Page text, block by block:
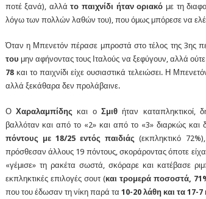
ποτέ ξανά), αλλά το παιχνίδι ήταν οριακό με τη
λόγω των πολλών λαθών του), που όμως μπόρεσε να
Όταν η Μπενετόν πέρασε μπροστά στο τέλος της 3ης
του μην αφήνοντας τους Ιταλούς να ξεφύγουν, αλλά
78και το παιχνίδι είχε ουσιαστικά τελειώσει. Η
αλλά ξεκάθαρα δεν προλάβαινε.
Ο Χαραλαμπίδηςκαι ο Σμιθήταν καταπληκτικοί,
βαλλόταν και από το «2» και από το «3» διαρκώς και
πόντους με 18/25 εντός παιδιάς (εκπληκτικό
πρόσθεσαν άλλους 19 πόντους, σκοράροντας όποτε
«γέμισε» τη ρακέτα σωστά, σκόραρε και κατέβασε
εκπληκτικές επιλογές σουτ (και τρομερά ποσοστά,
που του έδωσαν τη νίκη παρά τα 10-20 λάθη και τα 17-